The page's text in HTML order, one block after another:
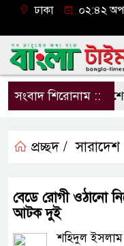
ঢাকা
০২:৪২
সংবাদ শিরোনাম ::
দেশের
প্রচ্ছদ / সারাদেশ
বেডে রোগী ওঠানো
আটক দুই
শহিদুল